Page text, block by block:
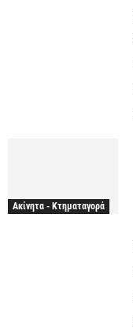
Ακίνητα - Κτηματαγορά